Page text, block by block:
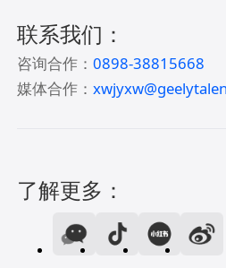
联系我们：
咨询合作：0898-38815668
媒体合作：
了解更多：